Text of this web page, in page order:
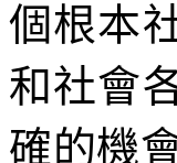
個根本
和社會
確的機